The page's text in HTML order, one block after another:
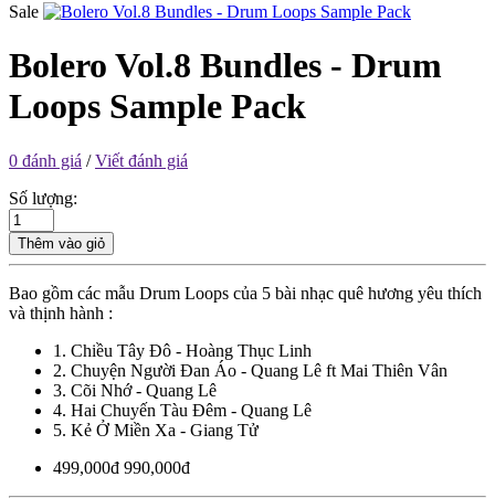
Sale
Bolero Vol.8 Bundles - Drum
Loops Sample Pack
0 đánh giá /Viết đánh giá
Số lượng:
Thêm vào giỏ
Bao gồm các mẫu Drum Loops của 5 bài nhạc quê hương yêu thích
và thịnh hành :
1. Chiều Tây Đô - Hoàng Thục Linh
2. Chuyện Người Đan Áo - Quang Lê ft Mai Thiên Vân
3. Cõi Nhớ - Quang Lê
4. Hai Chuyến Tàu Đêm - Quang Lê
5. Kẻ Ở Miền Xa - Giang Tử
499,000đ 990,000đ